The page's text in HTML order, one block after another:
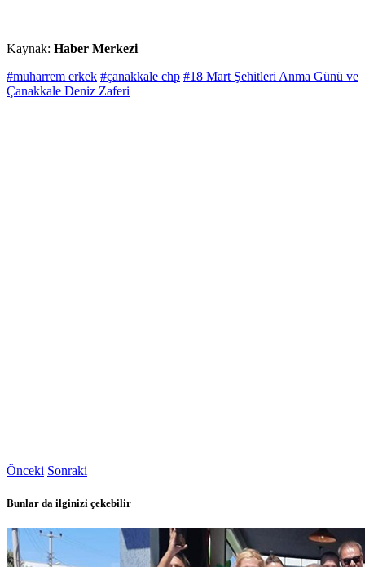
Kaynak: Haber Merkezi
#muharrem erkek #çanakkale chp #18 Mart Şehitleri Anma Günü ve
Çanakkale Deniz Zaferi
Önceki Sonraki
Bunlar da ilginizi çekebilir